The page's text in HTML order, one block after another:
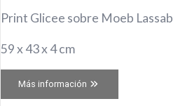
Print Glicee sobre Moeb Lassab
59 x 43 x 4 cm
Más información